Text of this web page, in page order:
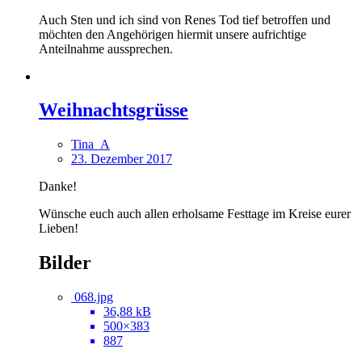
Auch Sten und ich sind von Renes Tod tief betroffen und
möchten den Angehörigen hiermit unsere aufrichtige
Anteilnahme aussprechen.
Weihnachtsgrüsse
Tina_A
23. Dezember 2017
Danke!
Wünsche euch auch allen erholsame Festtage im Kreise eurer
Lieben!
Bilder
068.jpg
36,88 kB
500×383
887